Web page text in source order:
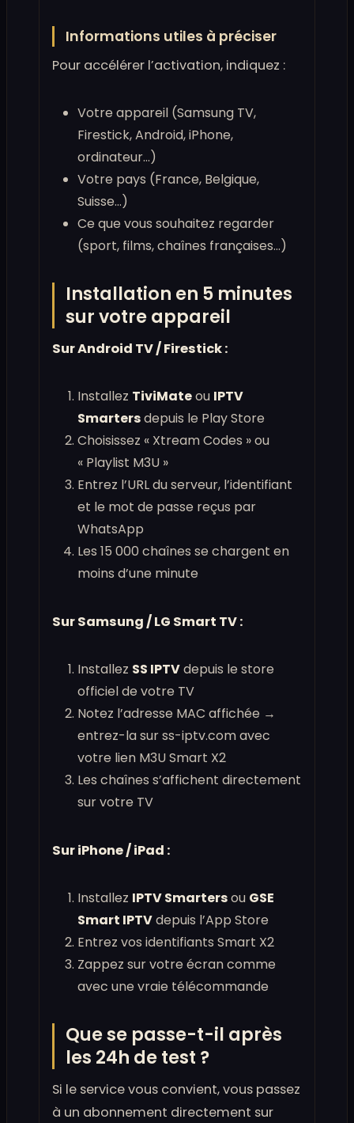
Informations utiles à préciser
Pour accélérer l’activation, indiquez :
Votre appareil (Samsung TV,
Firestick, Android, iPhone,
ordinateur…)
Votre pays (France, Belgique,
Suisse…)
Ce que vous souhaitez regarder
(sport, films, chaînes françaises…)
Installation en 5 minutes
sur votre appareil
Sur Android TV / Firestick :
Installez TiviMateou IPTV
Smartersdepuis le Play Store
Choisissez « Xtream Codes » ou
« Playlist M3U »
Entrez l’URL du serveur, l’identifiant
et le mot de passe reçus par
WhatsApp
Les 15 000 chaînes se chargent en
moins d’une minute
Sur Samsung / LG Smart TV :
Installez SS IPTVdepuis le store
officiel de votre TV
Notez l’adresse MAC affichée →
entrez-la sur ss-iptv.com avec
votre lien M3U Smart X2
Les chaînes s’affichent directement
sur votre TV
Sur iPhone / iPad :
Installez IPTV Smartersou GSE
Smart IPTVdepuis l’App Store
Entrez vos identifiants Smart X2
Zappez sur votre écran comme
avec une vraie télécommande
Que se passe-t-il après
les 24h de test ?
Si le service vous convient, vous passez
à un abonnement directement sur